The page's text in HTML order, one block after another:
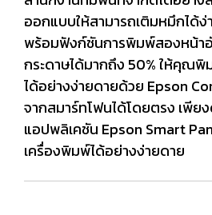
ออกแบบให้สามารถเติมหมึกได้ง่
พร้อมฟังก์ชันการพิมพ์สองหน้า
กระดาษได้มากถึง 50% ให้คุณพิ
ได้อย่างง่ายดายด้วย Epson
จากสมาร์ทโฟนได้โดยตรง เพีย
แอปพลิเคชัน Epson Smart
เครื่องพิมพ์ได้อย่างง่ายดาย